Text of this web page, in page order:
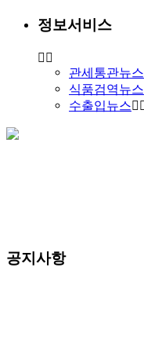
정보서비스
관세통관뉴스
식품검역뉴스
수출입뉴스
공지사항